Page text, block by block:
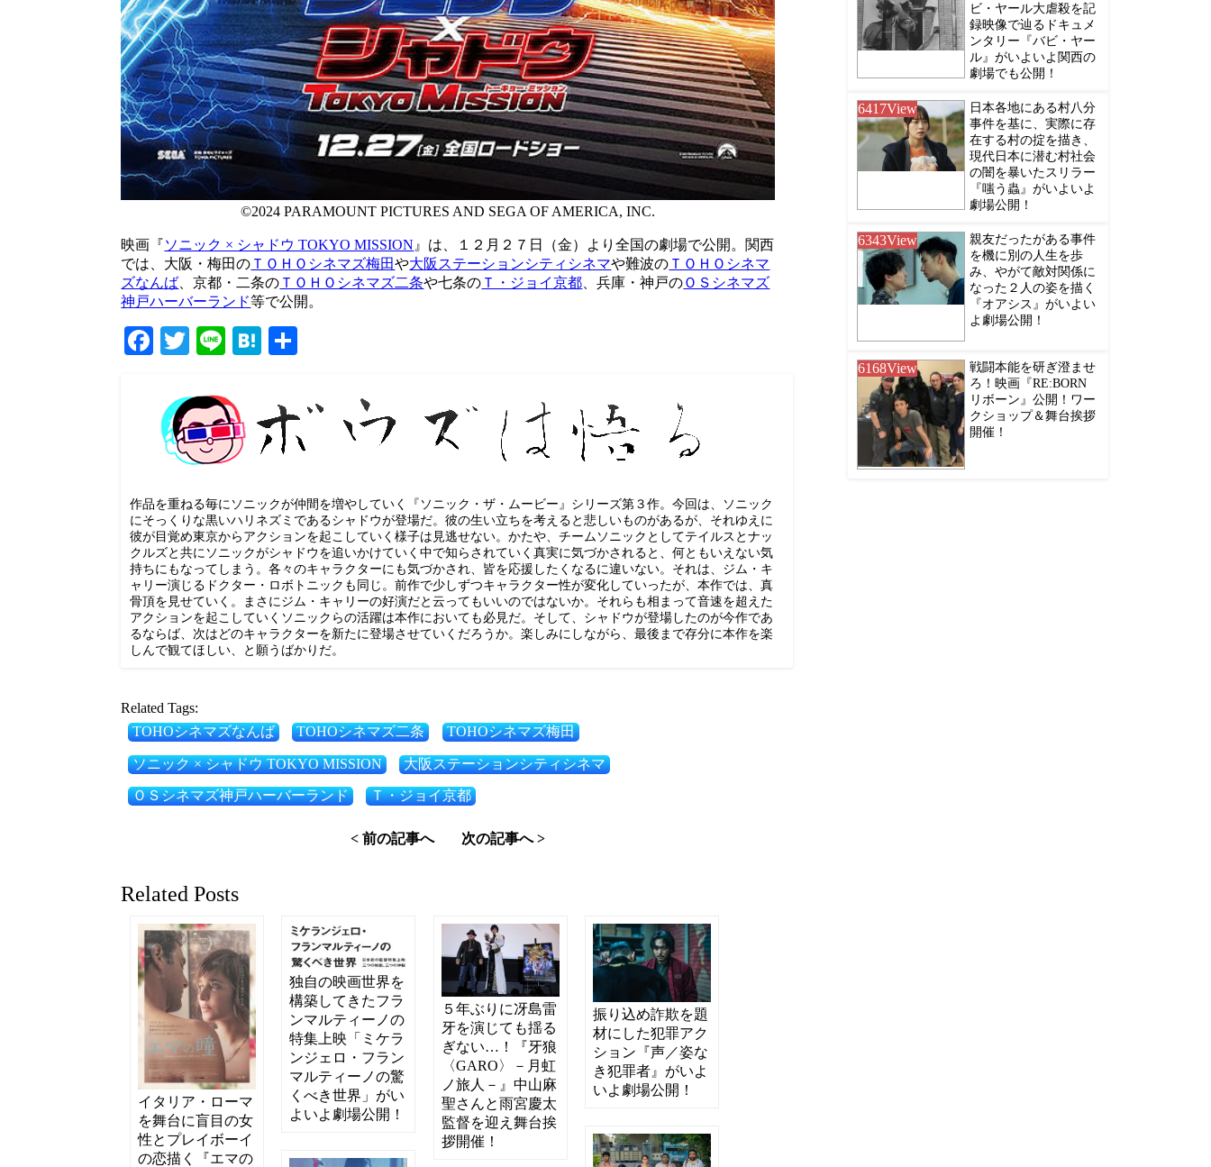
©2024 PARAMOUNT PICTURES AND SEGA OF AMERICA, INC.
映画『ソニック × シャドウ TOKYO MISSION 』は、１２月２７日（金）より全国の劇場で公開。関西
では、大阪・梅田の ＴＯＨＯシネマズ梅田や大阪ステーションシティシネマや難波の ＴＯＨＯシネマ
ズなんば 、京都・二条の ＴＯＨＯシネマズ二条や七条の Ｔ・ジョイ京都 、兵庫・神戸のＯＳシネマズ
神戸ハーバーランド等で公開。
Facebook
TwitterLineHatena
作品を重ねる毎にソニックが仲間を増やしていく『ソニック・ザ・ムービー』シリーズ第３作。今回は、ソニック
にそっくりな黒いハリネズミであるシャドウが登場だ。彼の生い立ちを考えると悲しいものがあるが、それゆえに
彼が目覚め東京からアクションを起こしていく様子は見逃せない。かたや、チームソニックとしてテイルスとナッ
クルズと共にソニックがシャドウを追いかけていく中で知らされていく真実に気づかされると、何ともいえない気
持ちにもなってしまう。各々のキャラクターにも気づかされ、皆を応援したくなるに違いない。それは、ジム・キ
ャリー演じるドクター・ロボトニックも同じ。前作で少しずつキャラクター性が変化していったが、本作では、真
骨頂を見せていく。まさにジム・キャリーの好演だと云ってもいいのではないか。それらも相まって音速を超えた
アクションを起こしていくソニックらの活躍は本作においても必見だ。そして、シャドウが登場したのが今作であ
るならば、次はどのキャラクターを新たに登場させていくだろうか。楽しみにしながら、最後まで存分に本作を楽
しんで観てほしい、と願うばかりだ。
Related Tags:
TOHOシネマズなんば
TOHOシネマズ二条 TOHOシネマズ梅田
ソニック × シャドウ TOKYO MISSION 大阪ステーションシティシネマ
ＯＳシネマズ神戸ハーバーランド Ｔ・ジョイ京都
< 前の記事へ 次の記事へ >
Related Posts
イタリア・ローマ
を舞台に盲目の女
性とプレイボーイ
の恋描く『エマの
独自の映画世界を
構築してきたフラ
ンマルティーノの
特集上映「ミケラ
ンジェロ・フラン
マルティーノの驚
くべき世界」がい
よいよ劇場公開！
５年ぶりに冴島雷
牙を演じても揺る
ぎない…！『牙狼
〈GARO〉－月虹
ノ旅人－』中山麻
聖さんと雨宮慶太
監督を迎え舞台挨
拶開催！
振り込め詐欺を題
材にした犯罪アク
ション『声／姿な
き犯罪者』がいよ
いよ劇場公開！
ビ・ヤール大虐殺を記
録映像で辿るドキュメ
ンタリー『バビ・ヤー
ル』がいよいよ関西の
劇場でも公開！
6417View
日本各地にある村八分
事件を基に、実際に存
在する村の掟を描き、
現代日本に潜む村社会
の闇を暴いたスリラー
『嗤う蟲』がいよいよ
劇場公開！
6343View
親友だったがある事件
を機に別の人生を歩
み、やがて敵対関係に
なった２人の姿を描く
『オアシス』がいよい
よ劇場公開！
6168View
戦闘本能を研ぎ澄ませ
ろ！映画『RE:BORN
リボーン』公開！ワー
クショップ＆舞台挨拶
開催！